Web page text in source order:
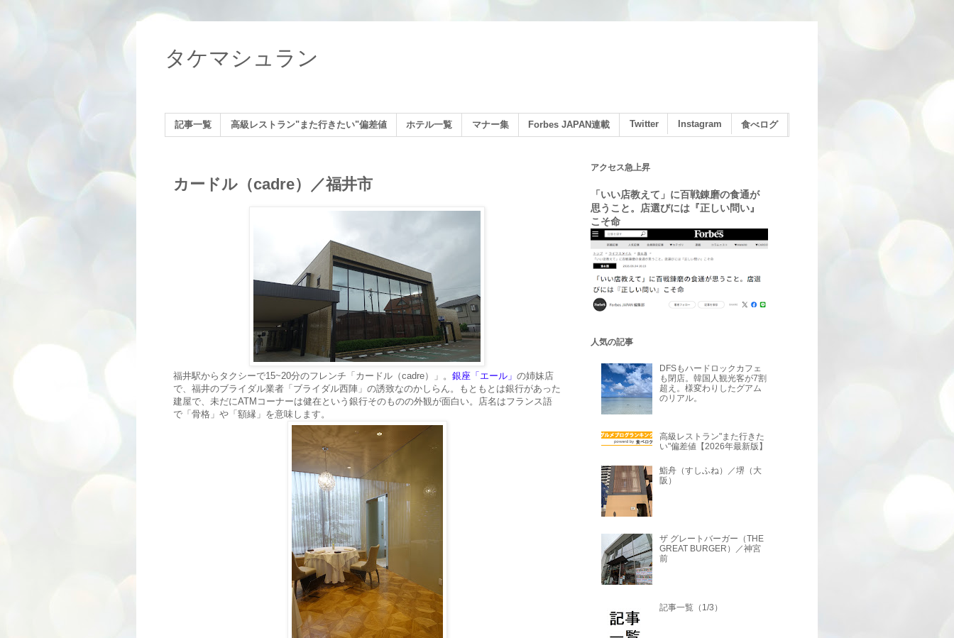
タケマシュラン
記事一覧 高級レストラン"また行きたい"偏差値 ホテル一覧 マナー集 Forbes JAPAN連載 Twitter Instagram 食べログ
カードル（cadre）／福井市
福井駅からタクシーで15~20分のフレンチ「カードル（cadre）」。 銀座「エール」 の姉妹店
で、福井のブライダル業者「ブライダル西陣」の誘致なのかしらん。もともとは銀行があった
建屋で、未だにATMコーナーは健在という銀行そのものの外観が面白い。店名はフランス語
で「骨格」や「額縁」を意味します。
アクセス急上昇
「いい店教えて」に百戦錬磨の食通が
思うこと。店選びには『正しい問い』
こそ命
人気の記事
DFSもハードロックカフェ
も閉店。韓国人観光客が7割
超え。様変わりしたグアム
のリアル。
高級レストラン"また行きた
い"偏差値【2026年最新版】
鮨舟（すしふね）／堺（大
阪）
ザ グレートバーガー（THE
GREAT BURGER）／神宮
前
記事一覧（1/3）